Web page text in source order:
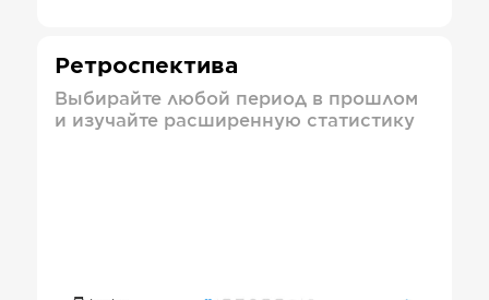
Ретроспектива
Выбирайте любой период в прошлом
и изучайте расширенную статистику